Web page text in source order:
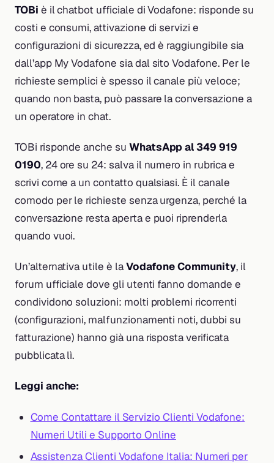
TOBi è il chatbot ufficiale di Vodafone: risponde su
costi e consumi, attivazione di servizi e
configurazioni di sicurezza, ed è raggiungibile sia
dall’app My Vodafone sia dal sito Vodafone. Per le
richieste semplici è spesso il canale più veloce;
quando non basta, può passare la conversazione a
un operatore in chat.
TOBi risponde anche su WhatsApp al 349 919
0190, 24 ore su 24: salva il numero in rubrica e
scrivi come a un contatto qualsiasi. È il canale
comodo per le richieste senza urgenza, perché la
conversazione resta aperta e puoi riprenderla
quando vuoi.
Un’alternativa utile è laVodafone Community, il
forum ufficiale dove gli utenti fanno domande e
condividono soluzioni: molti problemi ricorrenti
(configurazioni, malfunzionamenti noti, dubbi su
fatturazione) hanno già una risposta verificata
pubblicata lì.
Leggi anche:
Come Contattare il Servizio Clienti Vodafone:
Numeri Utili e Supporto Online
Assistenza Clienti Vodafone Italia: Numeri per